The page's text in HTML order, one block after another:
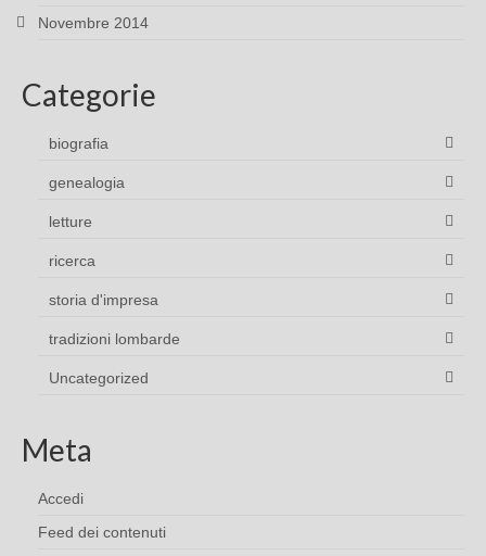
Novembre 2014
Categorie
biografia
genealogia
letture
ricerca
storia d'impresa
tradizioni lombarde
Uncategorized
Meta
Accedi
Feed dei contenuti